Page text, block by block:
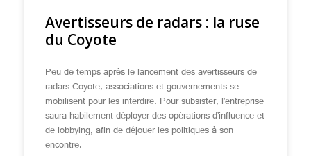
Avertisseurs de radars : la ruse
du Coyote
Peu de temps après le lancement des avertisseurs de
radars Coyote, associations et gouvernements se
mobilisent pour les interdire. Pour subsister, l’entreprise
saura habilement déployer des opérations d’influence et
de lobbying, afin de déjouer les politiques à son
encontre.